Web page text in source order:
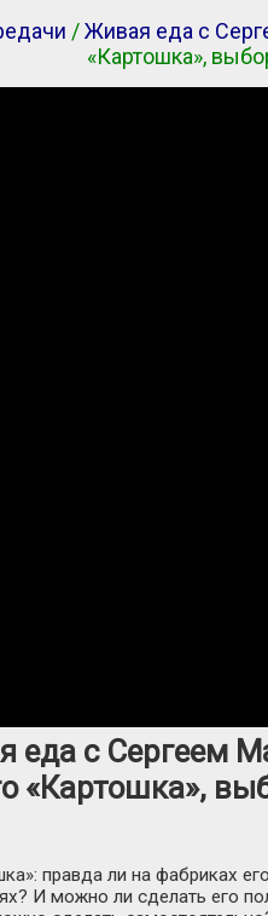
/Живая еда с
«Картошка»,
еда с Сергеем
«Картошка»,
правда ли на фабриках
И можно ли сделать его